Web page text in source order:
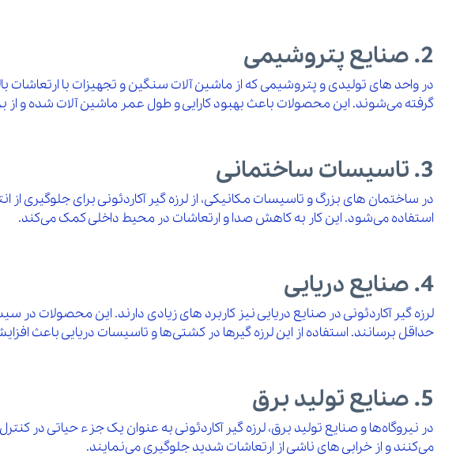
2. صنایع پتروشیمی
در واحد های تولیدی و پتروشیمی که از ماشین‌ آلات سنگین و تجهیزات با ارتعاشات
گرفته می‌شوند. این محصولات باعث بهبود کارایی و طول عمر ماشین‌ آلات شده و
3. تاسیسات ساختمانی
در ساختمان‌ های بزرگ و تاسیسات مکانیکی، از لرزه‌ گیر آکاردئونی برای
استفاده می‌شود. این کار به کاهش صدا و ارتعاشات در محیط داخلی کمک می‌کند.
4. صنایع دریایی
لرزه‌ گیر آکاردئونی در صنایع دریایی نیز کاربرد های زیادی دارند. این
حداقل برسانند. استفاده از این لرزه‌ گیرها در کشتی‌ها و تاسیسات دریایی
5. صنایع تولید برق
در نیروگاه‌ها و صنایع تولید برق، لرزه‌ گیر آکاردئونی به عنوان یک جزء حیاتی در
می‌کنند و از خرابی‌ های ناشی از ارتعاشات شدید جلوگیری می‌نمایند.